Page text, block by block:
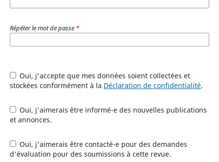
Répéter le mot de passe *
Oui, j'accepte que mes données soient collectées et
stockées conformément à la Déclaration de confidentialité.
Oui, j'aimerais être informé-e des nouvelles publications
et annonces.
Oui, j'aimerais être contacté-e pour des demandes
d'évaluation pour des soumissions à cette revue.